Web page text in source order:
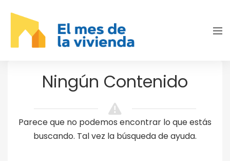
Ningún Contenido
Parece que no podemos encontrar lo que estás
buscando. Tal vez la búsqueda de ayuda.